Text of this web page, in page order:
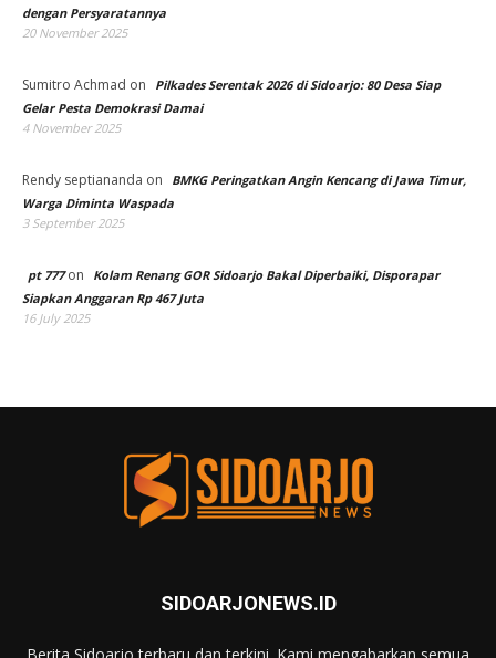
dengan Persyaratannya
20 November 2025
Sumitro Achmad on
Pilkades Serentak 2026 di Sidoarjo: 80 Desa Siap
Gelar Pesta Demokrasi Damai
4 November 2025
Rendy septiananda on
BMKG Peringatkan Angin Kencang di Jawa Timur,
Warga Diminta Waspada
3 September 2025
pt 777on
Kolam Renang GOR Sidoarjo Bakal Diperbaiki, Disporapar
Siapkan Anggaran Rp 467 Juta
16 July 2025
SIDOARJONEWS.ID